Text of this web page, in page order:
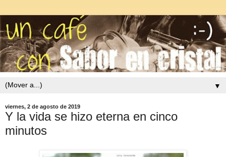
▼
viernes, 2 de agosto de 2019
Y la vida se hizo eterna en cinco
minutos